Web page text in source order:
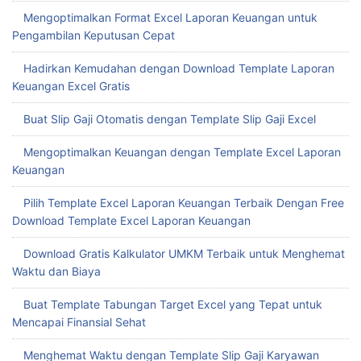
Mengoptimalkan Format Excel Laporan Keuangan untuk
Pengambilan Keputusan Cepat
Hadirkan Kemudahan dengan Download Template Laporan
Keuangan Excel Gratis
Buat Slip Gaji Otomatis dengan Template Slip Gaji Excel
Mengoptimalkan Keuangan dengan Template Excel Laporan
Keuangan
Pilih Template Excel Laporan Keuangan Terbaik Dengan Free
Download Template Excel Laporan Keuangan
Download Gratis Kalkulator UMKM Terbaik untuk Menghemat
Waktu dan Biaya
Buat Template Tabungan Target Excel yang Tepat untuk
Mencapai Finansial Sehat
Menghemat Waktu dengan Template Slip Gaji Karyawan